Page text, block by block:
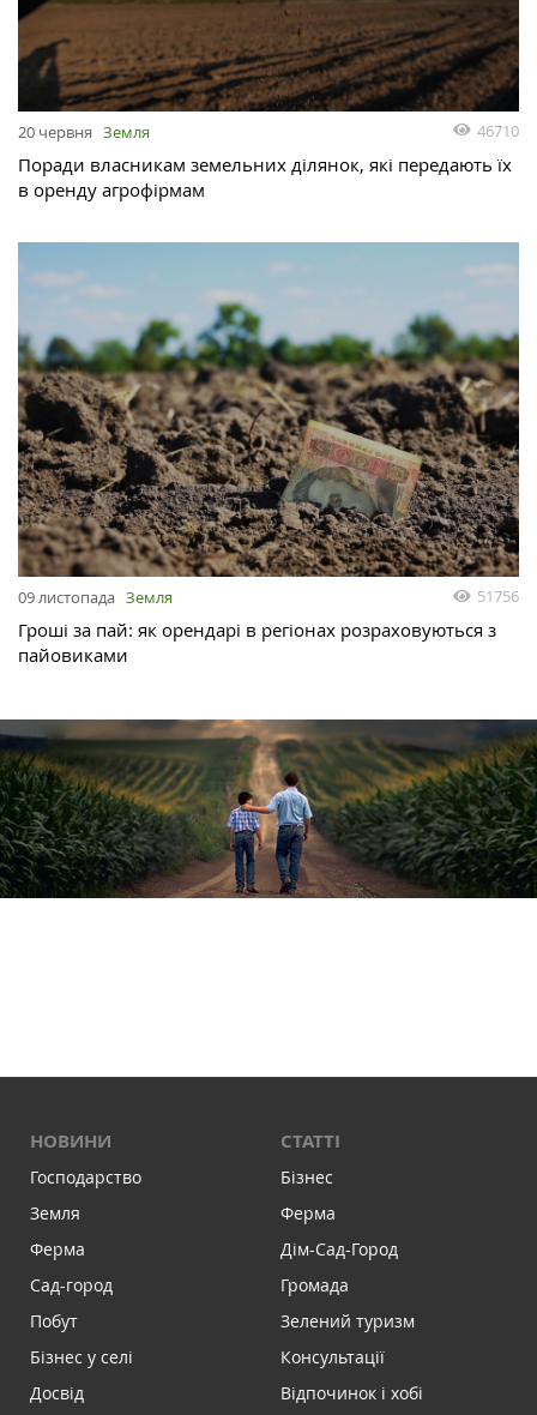
20 червня Земля 46710
Поради власникам земельних ділянок, які передають їх
в оренду агрофірмам
09 листопада Земля 51756
Гроші за пай: як орендарі в регіонах розраховуються з
пайовиками
НОВИНИ
Господарство
Земля
Ферма
Сад-город
Побут
Бізнес у селі
Досвід
СТАТТІ
Бізнес
Ферма
Дім-Сад-Город
Громада
Зелений туризм
Консультації
Відпочинок і хобі